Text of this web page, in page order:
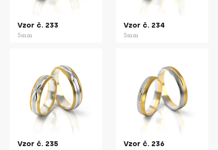
Vzor č. 233
5mm
Vzor č. 234
5mm
Vzor č. 235 Vzor č. 236